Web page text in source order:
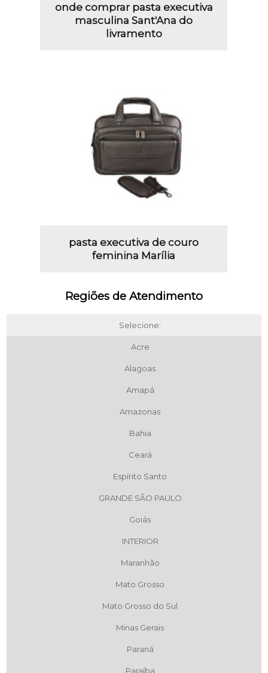
onde comprar pasta executiva
masculina Sant'Ana do
livramento
pasta executiva de couro
feminina Marília
Regiões de Atendimento
Selecione:
Acre
Alagoas
Amapá
Amazonas
Bahia
Ceará
Espírito Santo
GRANDE SÃO PAULO
Goiás
INTERIOR
Maranhão
Mato Grosso
Mato Grosso do Sul
Minas Gerais
Paraná
Paraíba